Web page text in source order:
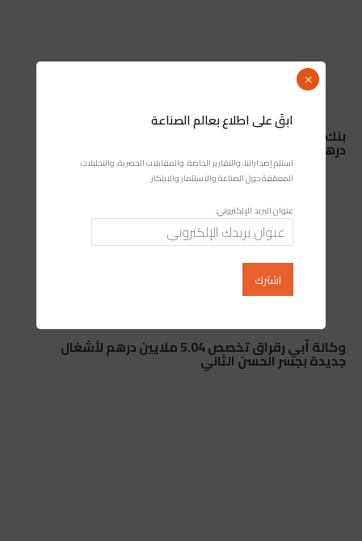
درهم
وكالة أبي رقراق تخصص 5.04 ملايين درهم لأشغال
جديدة بجسر الحسن الثاني
ابقَ على اطلاع بعالم الصناعة
استلم إصداراتنا، والتقارير الخاصة، والمقابلات الحصرية، والتحليلات
المعمّقة حول الصناعة والاستثمار والابتكار.
عنوان البريد الإلكتروني:
×